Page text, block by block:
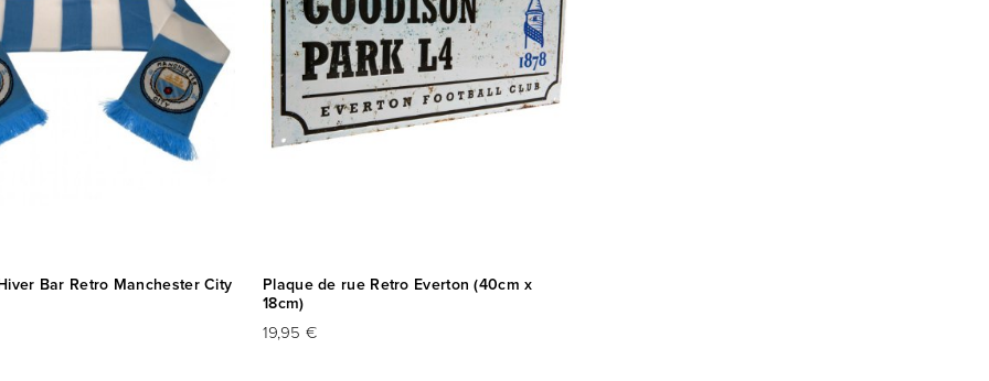
Bar Retro Manchester City
Plaque de rue Retro Everton (40cm x
18cm)
19,95 €